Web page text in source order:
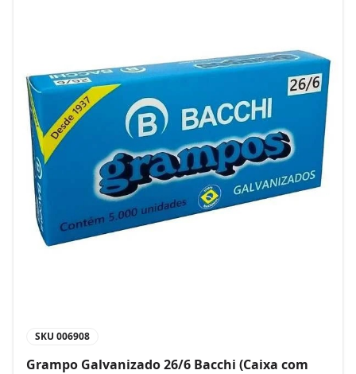
SKU 006908
Grampo Galvanizado 26/6 Bacchi (Caixa com